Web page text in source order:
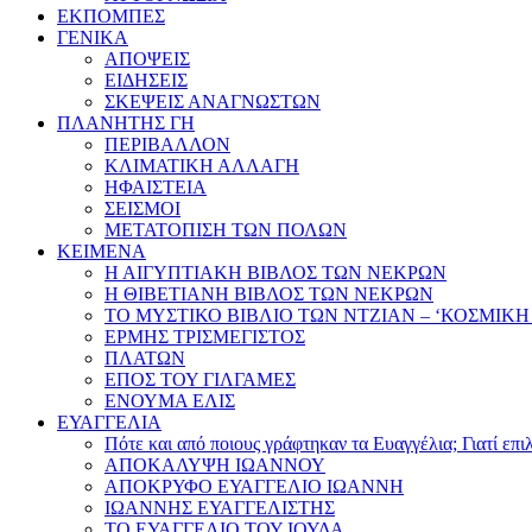
ΕΚΠΟΜΠΕΣ
ΓΕΝΙΚΑ
ΑΠΟΨΕΙΣ
ΕΙΔΗΣΕΙΣ
ΣΚΕΨΕΙΣ ΑΝΑΓΝΩΣΤΩΝ
ΠΛΑΝΗΤΗΣ ΓΗ
ΠΕΡΙΒΑΛΛΟΝ
ΚΛΙΜΑΤΙΚΗ ΑΛΛΑΓΗ
ΗΦΑΙΣΤΕΙΑ
ΣΕΙΣΜΟΙ
ΜΕΤΑΤΟΠΙΣΗ ΤΩΝ ΠΟΛΩΝ
ΚΕΙΜΕΝΑ
Η ΑΙΓΥΠΤΙΑΚΗ ΒΙΒΛΟΣ ΤΩΝ ΝΕΚΡΩΝ
Η ΘΙΒΕΤΙΑΝΗ ΒΙΒΛΟΣ ΤΩΝ ΝΕΚΡΩΝ
ΤΟ ΜΥΣΤΙΚΟ ΒΙΒΛΙΟ ΤΩΝ ΝΤΖΙΑΝ – ‘ΚΟΣΜΙΚΗ
ΕΡΜΗΣ ΤΡΙΣΜΕΓΙΣΤΟΣ
ΠΛΑΤΩΝ
ΕΠΟΣ ΤΟΥ ΓΙΛΓΑΜΕΣ
ΕΝΟΥΜΑ ΕΛΙΣ
ΕΥΑΓΓΕΛΙΑ
Πότε και από ποιους γράφτηκαν τα Ευαγγέλια; Γιατί
ΑΠΟΚΑΛΥΨΗ ΙΩΑΝΝΟΥ
ΑΠΟΚΡΥΦΟ ΕΥΑΓΓΕΛΙΟ ΙΩΑΝΝΗ
ΙΩΑΝΝΗΣ ΕΥΑΓΓΕΛΙΣΤΗΣ